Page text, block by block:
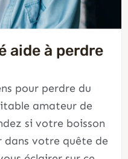
aide à perdre
pour perdre du
amateur de
si votre boisson
dans votre quête de